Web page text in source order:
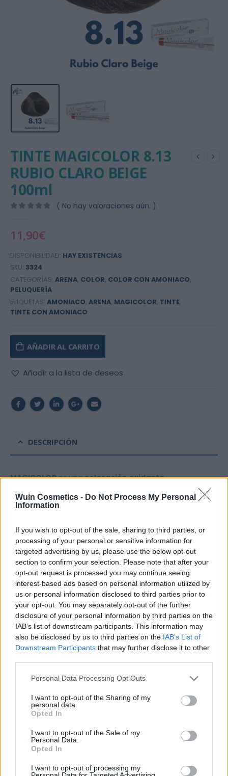
Wuin Cosmetics - Do Not Process My Personal
Information
If you wish to opt-out of the sale, sharing to third parties, or
processing of your personal or sensitive information for
targeted advertising by us, please use the below opt-out
section to confirm your selection. Please note that after your
opt-out request is processed you may continue seeing
interest-based ads based on personal information utilized by
us or personal information disclosed to third parties prior to
your opt-out. You may separately opt-out of the further
disclosure of your personal information by third parties on the
IAB’s list of downstream participants. This information may
also be disclosed by us to third parties on the IAB’s List of
Downstream Participants that may further disclose it to other
Please note that this website/app uses one or more Google
not limited to your visit or usage behaviour. You may click to
grant or deny consent to Google and its third-party tags to
use your data for below specified purposes in below Google
consent section.
Personal Data Processing Opt Outs
I want to opt-out of the Sharing of my
personal data.
Opted In
I want to opt-out of the Sale of my
Personal Data.
Opted In
I want to opt-out of processing my
TINTE MAGICOLOR 8.13
RUBIO CLARO BEIGE
100ml
( No hay valoraciones aún. )
11,90€
DISPONIBILIDAD: HAY EXISTENCIAS
SKU: 3324
CATEGORÍAS: ARENA, COLOR, COLOR CON AMONIACO,
PELUQUERÍA
ETIQUETAS: AMONIACO, ARENA, MAGICOLOR, TINTE,
TINTE CON AMONIACO
AÑADIR AL CARRITO
Añadir a la lista de deseos
DESCRIPCIÓN
MAGICOLORes unacoloración oxidante
La composición de la crema colorante
está enriquecida con agentes
hidratantes, vitaminas,
última generación,para lograr un cabellosuave,
luminosoyfácildepeinar.
Máxima fidelidadde tonos, máxima durabilidad.
Acciónprotectora-tratanteque otorga una
destacadasuavidaden los cabellos.
CARACTERÍSTICAS:
Crema colorante de oxidación totalpara la
coloración de los cabellos
un mineral muy potente que
estructura la fibra capilar
Se puede mezclar con la
Crema Oxidantede
Formato100ml
+ INFORMACIÓN:
Este tinte contienevitaminas A(contra el